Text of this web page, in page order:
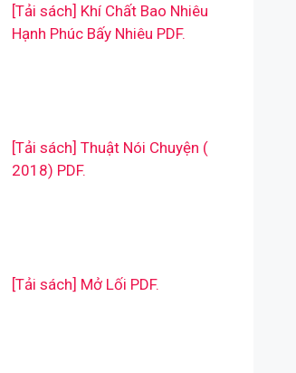
[Tải sách] Khí Chất Bao Nhiêu
Hạnh Phúc Bấy Nhiêu PDF.
[Tải sách] Thuật Nói Chuyện (
2018) PDF.
[Tải sách] Mở Lối PDF.